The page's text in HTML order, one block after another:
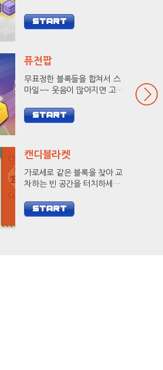
퓨전팝
무표정한 블록들을 합쳐서 스
마일~~ 웃음이 많아지면 고득
캔디블라켓
가로세로 같은 블록을 찾아 교
차하는 빈 공간을 터치하세요.
더 높은 점수를 얻을 수 있습니
다.